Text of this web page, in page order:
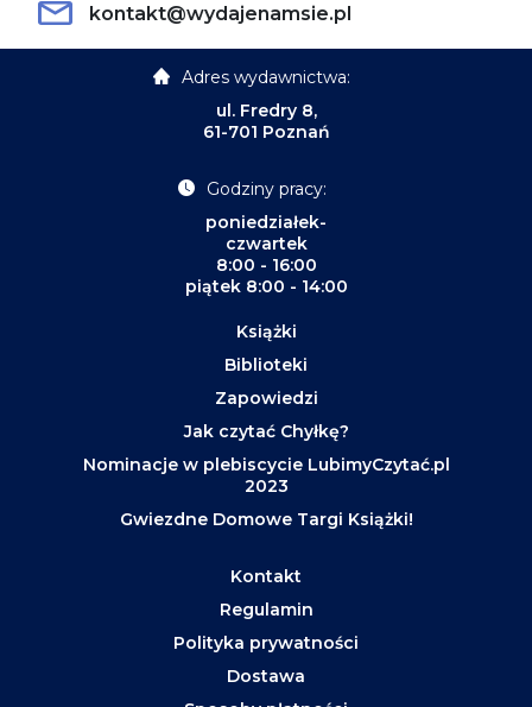
kontakt@wydajenamsie.pl
Adres wydawnictwa:
ul. Fredry 8,
61-701 Poznań
Godziny pracy:
poniedziałek-
czwartek
8:00 - 16:00
piątek 8:00 - 14:00
Książki
Biblioteki
Zapowiedzi
Jak czytać Chyłkę?
Nominacje w plebiscycie LubimyCzytać.pl
2023
Gwiezdne Domowe Targi Książki!
Kontakt
Regulamin
Polityka prywatności
Dostawa